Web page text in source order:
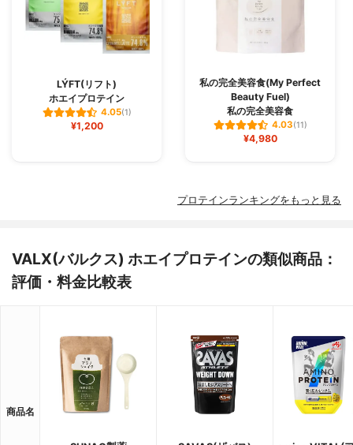
LÝFT(リフト)
ホエイプロテイン
4.05(1)
¥1,200
私の完全美容食(My Perfect
Beauty Fuel)
私の完全美容食
4.03(11)
¥4,980
プロテインランキングをもっと見る
VALX(バルクス) ホエイプロテインの類似商品：
評価・料金比較表
商品名